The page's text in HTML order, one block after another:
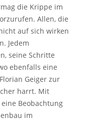
die Krippe im
Allen, die
auf sich wirken
Jedem
seine Schritte
ebenfalls eine
Geiger zur
harrt. Mit
Beobachtung
im